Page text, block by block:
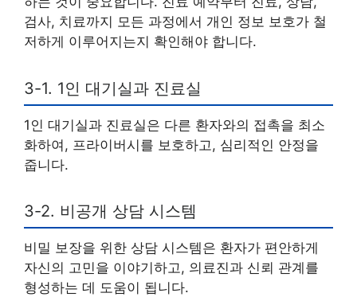
검사, 치료까지 모든 과정에서 개인 정보 보호가 철
저하게 이루어지는지 확인해야 합니다.
3-1. 1인 대기실과 진료실
1인 대기실과 진료실은 다른 환자와의 접촉을 최소
화하여, 프라이버시를 보호하고, 심리적인 안정을
줍니다.
3-2. 비공개 상담 시스템
비밀 보장을 위한 상담 시스템은 환자가 편안하게
자신의 고민을 이야기하고, 의료진과 신뢰 관계를
형성하는 데 도움이 됩니다.